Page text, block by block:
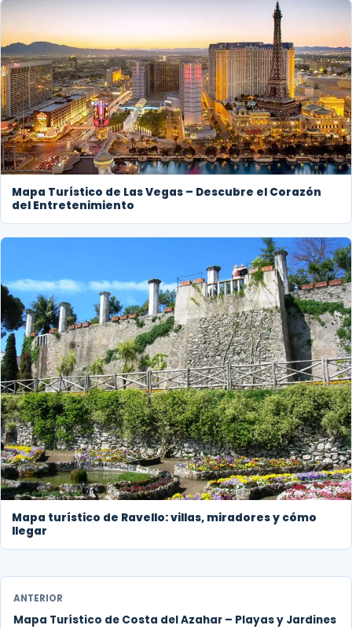
Mapa Turístico de Las Vegas – Descubre el Corazón
del Entretenimiento
Mapa turístico de Ravello: villas, miradores y cómo
llegar
ANTERIOR
Mapa Turístico de Costa del Azahar – Playas y Jardines